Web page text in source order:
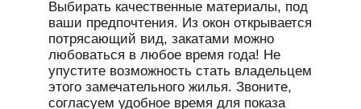
Выбирать качественные материалы, под
ваши предпочтения. Из окон открывается
потрясающий вид, закатами можно
любоваться в любое время года! Не
упустите возможность стать владельцем
этого замечательного жилья. Звоните,
согласуем удобное время для показа